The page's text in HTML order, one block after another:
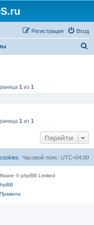
Вход
Регистрация
1 из 1
1 из 1
Перейти
Часовой пояс: UTC+04:00
© phpBB Limited
Правила